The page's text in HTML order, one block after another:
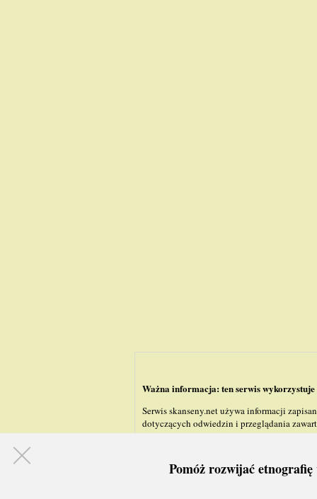
Ważna informacja: ten serwis
Serwis skanseny.net używa informacji
dotyczących odwiedzin i przeglądania
Pomóż rozwijać